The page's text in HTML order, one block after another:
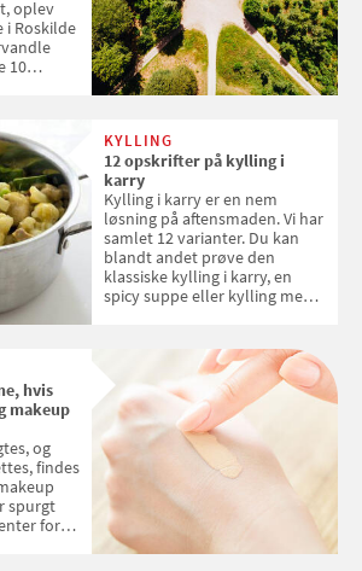
oplev
i Roskilde
10
KYLLING
12 opskrifter på kylling i
karry
Kylling i karry er en nem
løsning på aftensmaden. Vi har
samlet 12 varianter. Du kan
blandt andet prøve den
klassiske kylling i karry, en
spicy suppe eller kylling med
hvis
makeup
og
findes
spurgt
for